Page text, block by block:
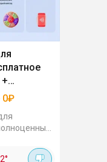
100%
0₽
с
2°